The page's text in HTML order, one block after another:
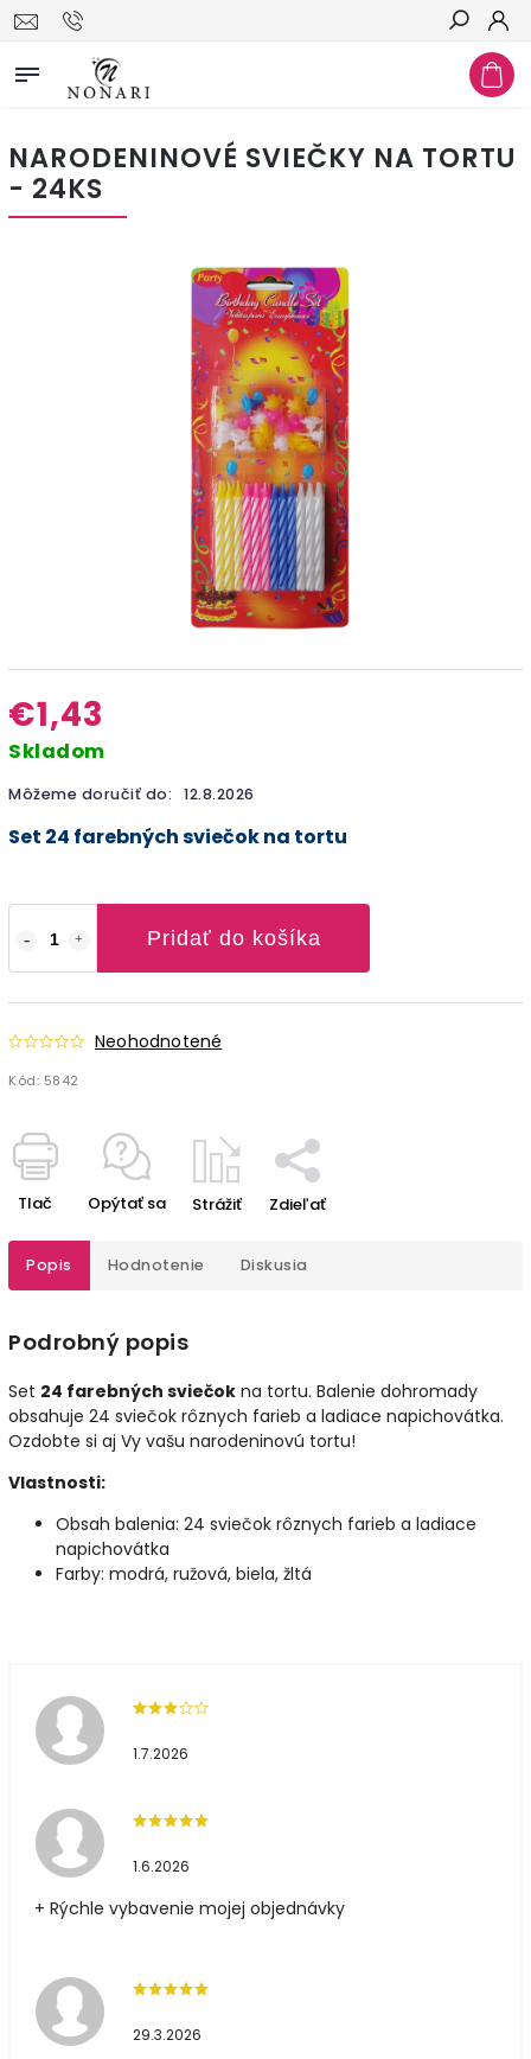
Hľadať
NARODENINOVÉ SVIEČKY NA TORTU
- 24KS
€1,43
Skladom
Môžeme doručiť do: 12.8.2026
Pridať do košíka
Neohodnotené
Kód: 5842
Set 24 farebných sviečok na tortu
Tlač Opýtať sa Strážiť Zdieľať
Popis Hodnotenie Diskusia
Podrobný popis
Set 24 farebných sviečok na tortu. Balenie dohromady
obsahuje 24 sviečok rôznych farieb a ladiace napichovátka.
Ozdobte si aj Vy vašu narodeninovú tortu!
Vlastnosti:
Obsah balenia: 24 sviečok rôznych farieb a ladiace
napichovátka
Farby: modrá, ružová, biela, žltá
1.7.2026
1.6.2026
+ Rýchle vybavenie mojej objednávky
29.3.2026